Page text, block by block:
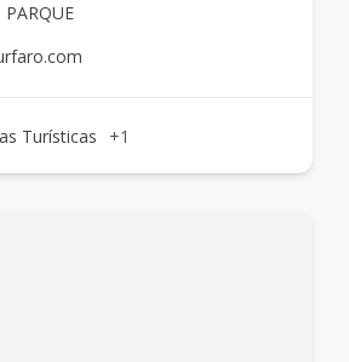
Turísticas +1